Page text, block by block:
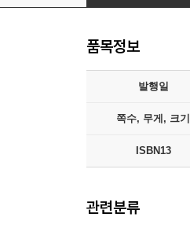
품목정보
발행일
쪽수, 무게, 크기
ISBN13
관련분류